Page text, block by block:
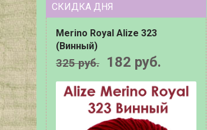
СКИДКА ДНЯ
Merino Royal Alize 323
(Винный)
325руб. 182 руб.